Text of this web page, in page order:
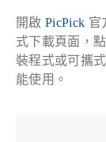
開啟 PicPick 官
式下載頁面，
裝程式或可攜
能使用。